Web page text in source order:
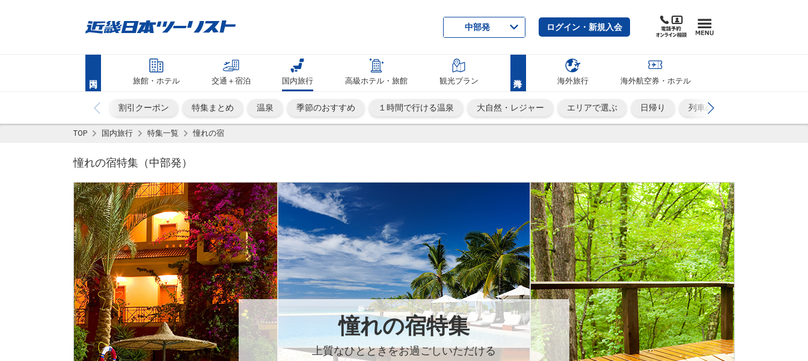
中部発 ログイン・新規入会
旅館・ホテル 交通＋宿泊 国内旅行 高級ホテル・旅館 観光プラン 海外旅行 海外航空券・ホテル
割引クーポン 特集まとめ 温泉 季節のおすすめ １時間で行ける温泉 大自然・レジャー エリアで選ぶ 日帰り 列車の旅
TOP 国内旅行 特集一覧 憧れの宿
憧れの宿特集（中部発）
憧れの宿特集
上質なひとときをお過ごしいただける